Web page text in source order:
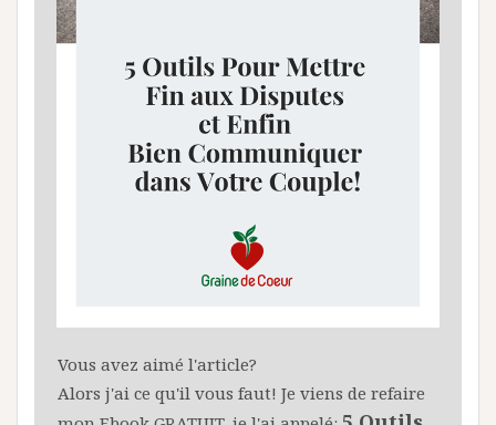
Vous avez aimé l'article?
Alors j'ai ce qu'il vous faut! Je viens de refaire